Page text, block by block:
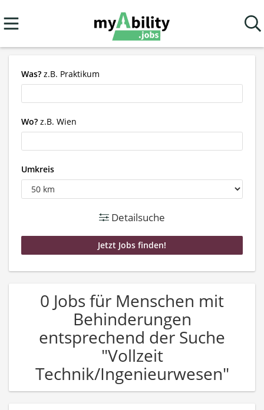
Was? z.B. Praktikum
Wo? z.B. Wien
Umkreis
Detailsuche
0 Jobs für Menschen mit
Behinderungen
entsprechend der Suche
"Vollzeit
Technik/Ingenieurwesen"